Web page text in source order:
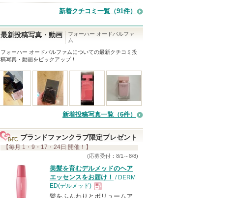
新着クチコミ一覧 （91件）
最新投稿写真・動画
フォーハー オードパルファ
ム
フォーハー オードパルファムについての最新クチコミ投
稿写真・動画をピックアップ！
新着投稿写真一覧（6件）
ブランドファンクラブ限定プレゼント
【毎月 1・9・17・24日 開催！】
(応募受付：8/1～8/8)
美髪を育むデルメッドのヘア
エッセンスをお届け！ / DERM
ED(デルメッド)
髪をふんわりとボリュームア